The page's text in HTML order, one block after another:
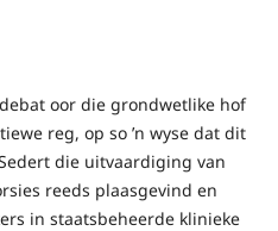
oor die grondwetlike hof
reg, op so ’n wyse dat dit
die uitvaardiging van
reeds plaasgevind en
in staatsbeheerde klinieke